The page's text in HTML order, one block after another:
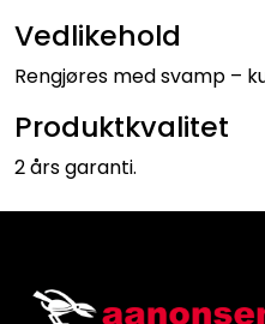
Vedlikehold
Rengjøres med svamp –
Produktkvalitet
2 års garanti.